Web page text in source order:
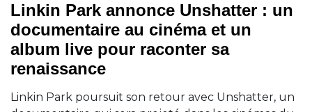
Linkin Park annonce Unshatter : un
documentaire au cinéma et un
album live pour raconter sa
renaissance
Linkin Park poursuit son retour avec Unshatter, un